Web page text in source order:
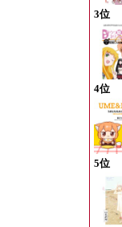
3位
4位
5位